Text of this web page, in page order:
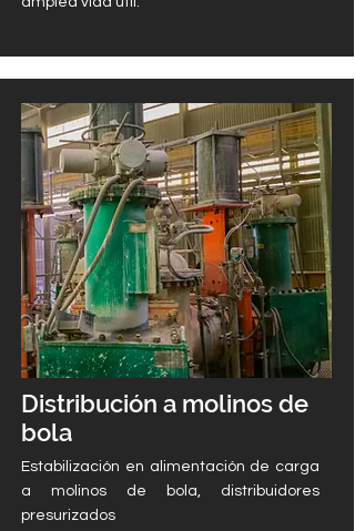
Distribución a molinos de
bola
Estabilización en alimentación de carga
a molinos de bola, distribuidores
presurizados